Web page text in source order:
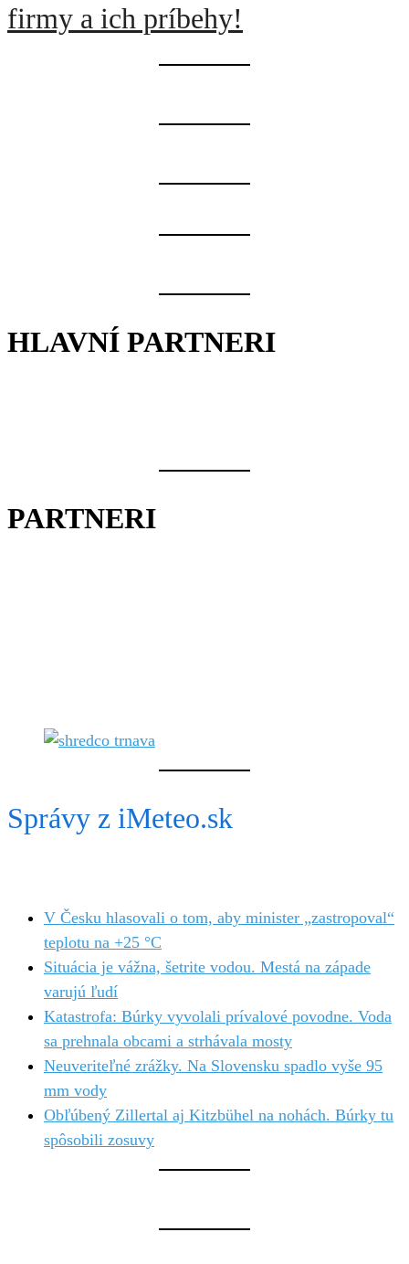
firmy a ich príbehy!
HLAVNÍ PARTNERI
PARTNERI
Správy z iMeteo.sk
V Česku hlasovali o tom, aby minister „zastropoval“
teplotu na +25 °C
Situácia je vážna, šetrite vodou. Mestá na západe
varujú ľudí
Katastrofa: Búrky vyvolali prívalové povodne. Voda
sa prehnala obcami a strhávala mosty
Neuveriteľné zrážky. Na Slovensku spadlo vyše 95
mm vody
Obľúbený Zillertal aj Kitzbühel na nohách. Búrky tu
spôsobili zosuvy